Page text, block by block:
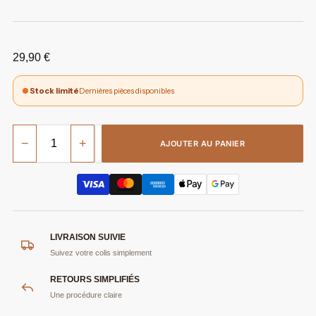
29,90 €
Stock limitéDernières pièces disponibles
− + AJOUTER AU PANIER
LIVRAISON SUIVIE
Suivez votre colis simplement
RETOURS SIMPLIFIÉS
Une procédure claire